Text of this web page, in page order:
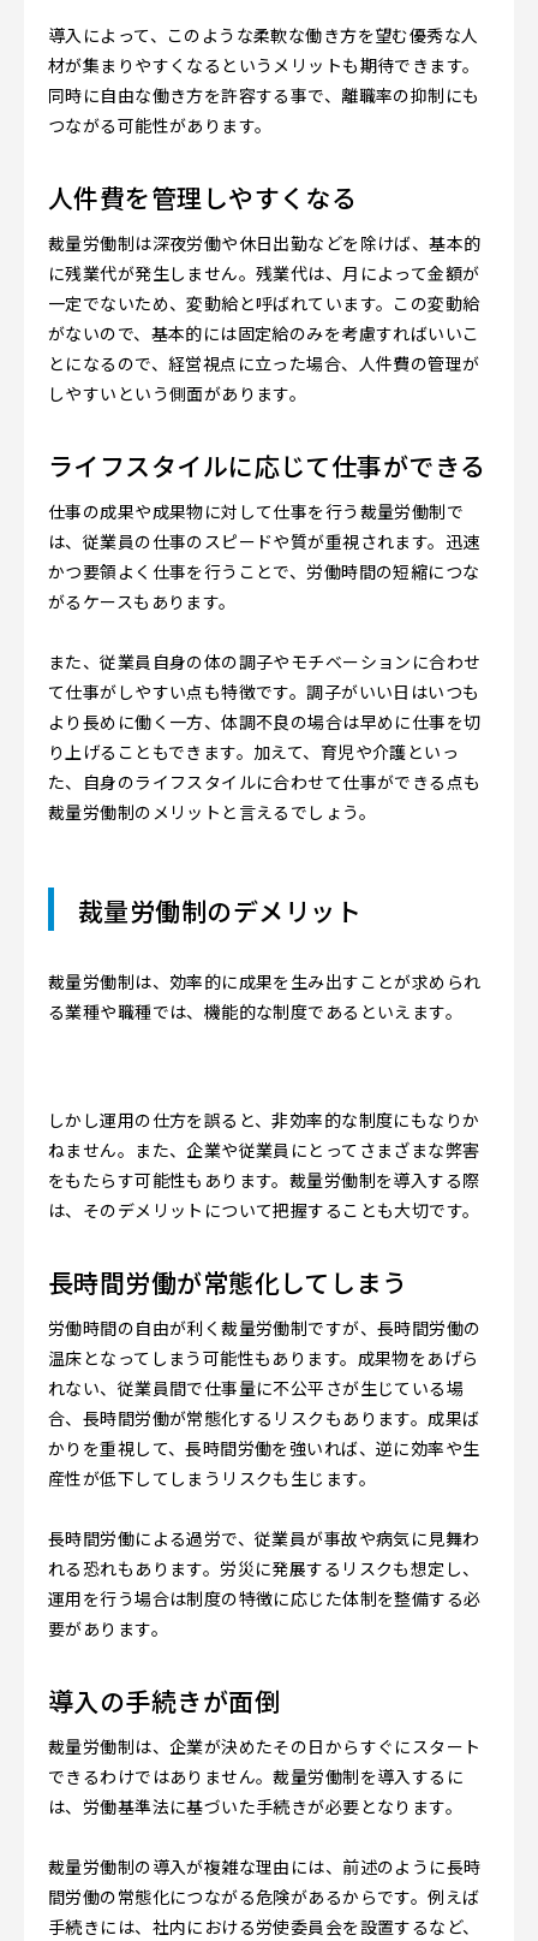
導入によって、このような柔軟な働き方を望む優秀な人
材が集まりやすくなるというメリットも期待できます。
同時に自由な働き方を許容する事で、離職率の抑制にも
つながる可能性があります。
人件費を管理しやすくなる
裁量労働制は深夜労働や休日出勤などを除けば、基本的
に残業代が発生しません。残業代は、月によって金額が
一定でないため、変動給と呼ばれています。この変動給
がないので、基本的には固定給のみを考慮すればいいこ
とになるので、経営視点に立った場合、人件費の管理が
しやすいという側面があります。
ライフスタイルに応じて仕事ができる
仕事の成果や成果物に対して仕事を行う裁量労働制で
は、従業員の仕事のスピードや質が重視されます。迅速
かつ要領よく仕事を行うことで、労働時間の短縮につな
がるケースもあります。
また、従業員自身の体の調子やモチベーションに合わせ
て仕事がしやすい点も特徴です。調子がいい日はいつも
より長めに働く一方、体調不良の場合は早めに仕事を切
り上げることもできます。加えて、育児や介護といっ
た、自身のライフスタイルに合わせて仕事ができる点も
裁量労働制のメリットと言えるでしょう。
裁量労働制のデメリット
裁量労働制は、効率的に成果を生み出すことが求められ
る業種や職種では、機能的な制度であるといえます。
しかし運用の仕方を誤ると、非効率的な制度にもなりか
ねません。また、企業や従業員にとってさまざまな弊害
をもたらす可能性もあります。裁量労働制を導入する際
は、そのデメリットについて把握することも大切です。
長時間労働が常態化してしまう
労働時間の自由が利く裁量労働制ですが、長時間労働の
温床となってしまう可能性もあります。成果物をあげら
れない、従業員間で仕事量に不公平さが生じている場
合、長時間労働が常態化するリスクもあります。成果ば
かりを重視して、長時間労働を強いれば、逆に効率や生
産性が低下してしまうリスクも生じます。
長時間労働による過労で、従業員が事故や病気に見舞わ
れる恐れもあります。労災に発展するリスクも想定し、
運用を行う場合は制度の特徴に応じた体制を整備する必
要があります。
導入の手続きが面倒
裁量労働制は、企業が決めたその日からすぐにスタート
できるわけではありません。裁量労働制を導入するに
は、労働基準法に基づいた手続きが必要となります。
裁量労働制の導入が複雑な理由には、前述のように長時
間労働の常態化につながる危険があるからです。例えば
手続きには、社内における労使委員会を設置するなど、